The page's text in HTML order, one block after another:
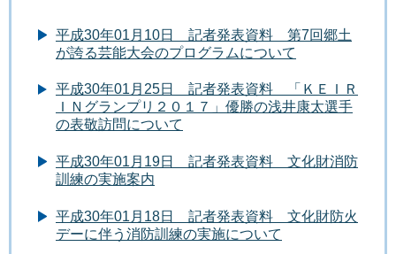
平成30年01月10日 記者発表資料 第7回郷土
が誇る芸能大会のプログラムについて
平成30年01月25日 記者発表資料 「ＫＥＩＲ
ＩＮグランプリ２０１７」優勝の浅井康太選手
の表敬訪問について
平成30年01月19日 記者発表資料 文化財消防
訓練の実施案内
平成30年01月18日 記者発表資料 文化財防火
デーに伴う消防訓練の実施について